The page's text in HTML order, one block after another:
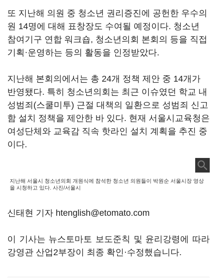
또 지난해 의원 중 청소년 권리증진에 공헌한 우수의
원 14명에 대해 표창장도 수여될 예정이다. 청소년
참여기구 연합 워크숍, 청소년의회 본회의 등을 직접
기획·운영하는 등의 활동을 인정받았다.
지난해 본회의에서는 총 24개 정책 제안 중 14개가
반영됐다. 특히 청소년의회는 최근 이슈였던 학교 내
성범죄(스쿨미투) 근절 대책의 일환으로 성범죄 신고
함 설치 정책을 제안한 바 있다. 현재 서울시교육청은
여성단체와 교육감 직속 핫라인 설치 계획을 추진 중
이다.
지난해 서울시 청소년의회 개원식에 참석한 청소년 의원들이 박원순 서울시장 영상
을 시청하고 있다. 사진/서울시
신태현 기자 htenglish@etomato.com
이 기사는 뉴스토마토 보도준칙 및 윤리강령에 따라
강영관 산업2부장이 최종 확인·수정했습니다.